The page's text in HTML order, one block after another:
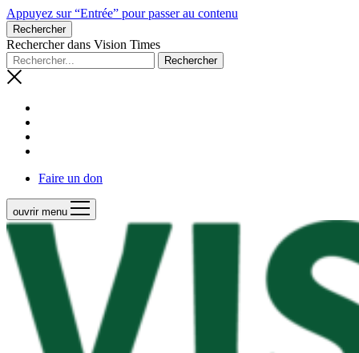
Appuyez sur “Entrée” pour passer au contenu
Rechercher
Rechercher dans Vision Times
Faire un don
ouvrir menu